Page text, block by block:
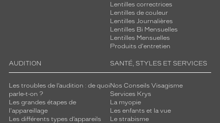
Lentilles correctrices
Lentilles de couleur
Lentilles Journalières
Lentilles Bi Mensuelles
Lentilles Mensuelles
Produits d'entretien
AUDITION
Les troubles de l’audition : de quoi
parle-t-on ?
Les grandes étapes de
l'appareillage
Les différents types d’appareils
SANTÉ, STYLES ET SERVICES
Nos Conseils Visagisme
Services Krys
La myopie
Les enfants et la vue
Le strabisme